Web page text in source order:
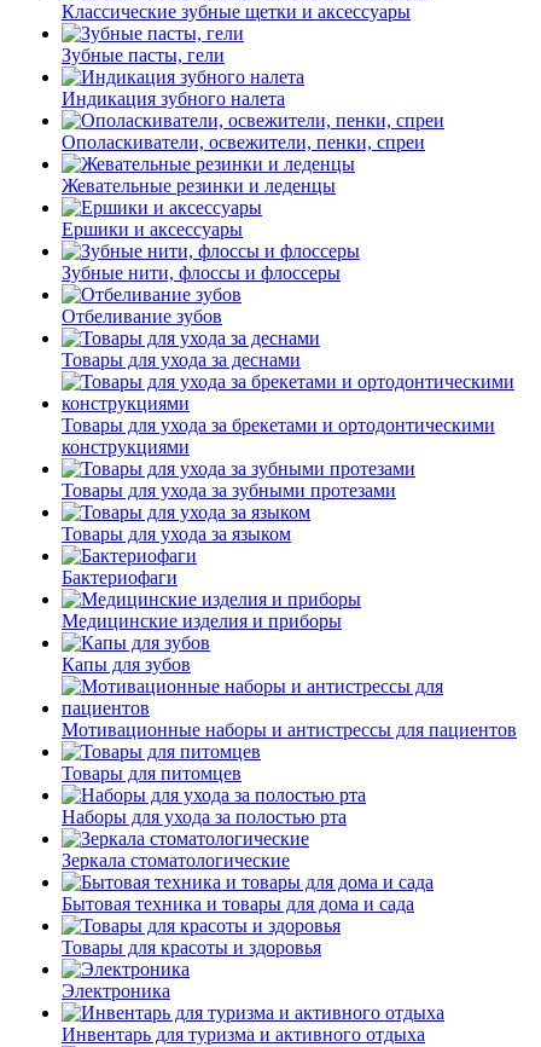
Классические зубные щетки и аксессуары
Зубные пасты, гели
Индикация зубного налета
Ополаскиватели, освежители, пенки, спреи
Жевательные резинки и леденцы
Ершики и аксессуары
Зубные нити, флоссы и флоссеры
Отбеливание зубов
Товары для ухода за деснами
Товары для ухода за брекетами и ортодонтическими
конструкциями
Товары для ухода за зубными протезами
Товары для ухода за языком
Бактериофаги
Медицинские изделия и приборы
Капы для зубов
Мотивационные наборы и антистрессы для пациентов
Товары для питомцев
Наборы для ухода за полостью рта
Зеркала стоматологические
Бытовая техника и товары для дома и сада
Товары для красоты и здоровья
Электроника
Инвентарь для туризма и активного отдыха